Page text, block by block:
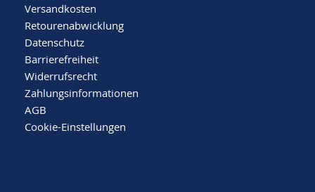
Versandkosten
Retourenabwicklung
Datenschutz
Barrierefreiheit
Widerrufsrecht
Zahlungsinformationen
AGB
Cookie-Einstellungen